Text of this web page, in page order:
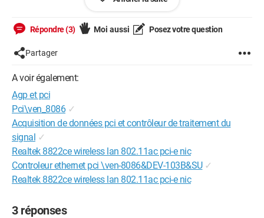
No ECC Support
Integrated i865G Video Controller
Integrated i865G and AD1980 AC97 Audio Codec
1 x Line In
1 x Line Out
1 x Microphone
S/PDIF
ATA 100 IDE Controller
3 x PCI Slots (32bit)
1 x AGP Slot (8x)
8 x USB 2.0 ports (4 x external, 4 x internal)
Integrated i82562EI (10/100/1000) LAN Controller
WoL Support
AoL
Répondre (3) Moi aussi Posez votre question
Partager
A voir également:
Agp et pci
Pci\ven_8086 ✓
Acquisition de données pci et contrôleur de traitement du
signal ✓
Realtek 8822ce wireless lan 802.11ac pci-e nic
Controleur ethernet pci \ven-8086&DEV-103B&SU ✓
Realtek 8822ce wireless lan 802.11ac pci-e nic
3 réponses